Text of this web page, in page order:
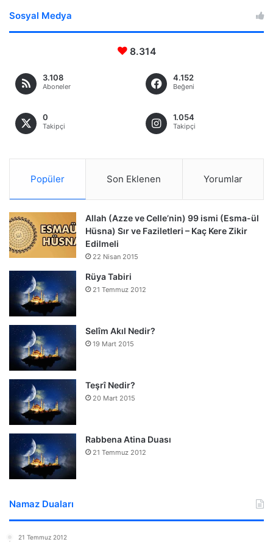
Sosyal Medya
8.314
3.108
Aboneler
4.152
Beğeni
0
Takipçi
1.054
Takipçi
Popüler Son Eklenen Yorumlar
Allah (Azze ve Celle’nin) 99 ismi (Esma-ül
Hüsna) Sır ve Faziletleri – Kaç Kere Zikir
Edilmeli
22 Nisan 2015
Rüya Tabiri
21 Temmuz 2012
Selîm Akıl Nedir?
19 Mart 2015
Teşrî Nedir?
20 Mart 2015
Rabbena Atina Duası
21 Temmuz 2012
Namaz Duaları
21 Temmuz 2012